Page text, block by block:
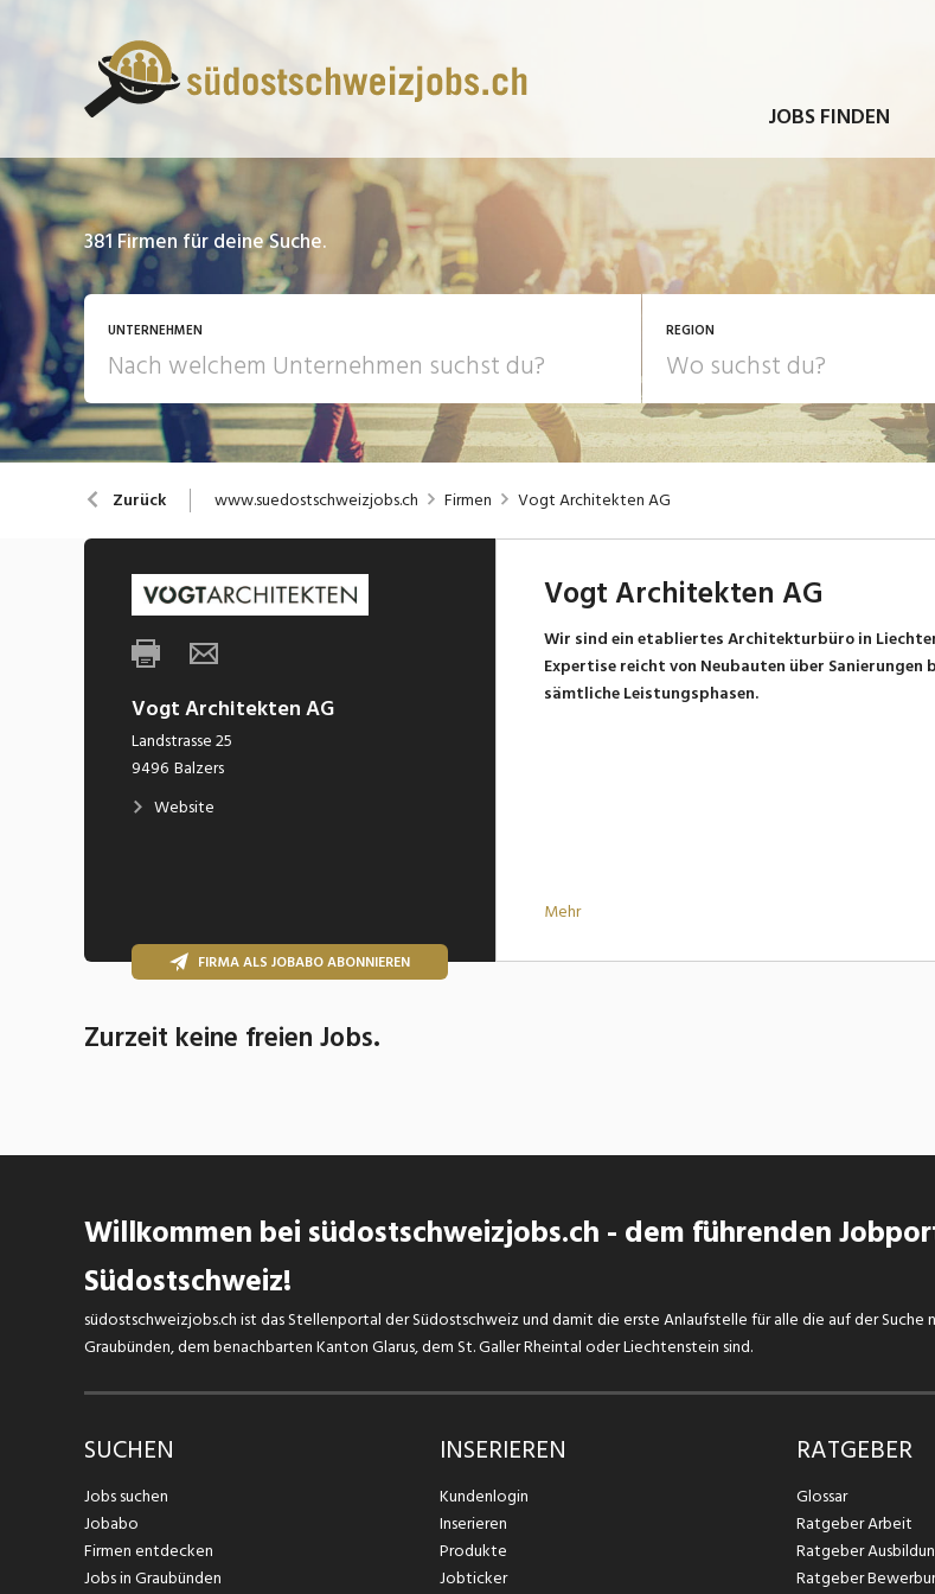
JOBS FINDEN
381 Firmen für deine Suche.
UNTERNEHMEN REGION
Zurück www.suedostschweizjobs.ch Firmen Vogt Architekten AG
Vogt Architekten AG
Landstrasse 25
9496 Balzers
Website
FIRMA ALS JOBABO ABONNIEREN
Vogt Architekten AG
Wir sind ein etabliertes Architekturbüro in
Expertise reicht von Neubauten über
sämtliche Leistungsphasen.
Mehr
Zurzeit keine freien Jobs.
Willkommen bei südostschweizjobs.ch - dem führenden
Südostschweiz!
südostschweizjobs.ch ist das Stellenportal der Südostschweiz und damit die erste Anlaufstelle für alle die auf der Suche
Graubünden, dem benachbarten Kanton Glarus, dem St. Galler Rheintal oder Liechtenstein sind.
SUCHEN
Jobs suchen
Jobabo
Firmen entdecken
Jobs in Graubünden
INSERIEREN
Kundenlogin
Inserieren
Produkte
Jobticker
RATGEBER
Glossar
Ratgeber Arbeit
Ratgeber
Ratgeber